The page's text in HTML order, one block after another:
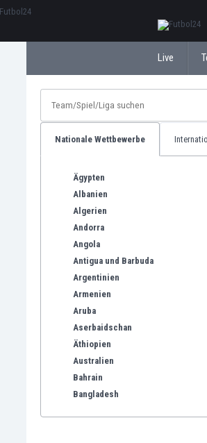
Live
Nationale Wettbewerbe
Ägypten
Albanien
Algerien
Andorra
Angola
Antigua und Barbuda
Argentinien
Armenien
Aruba
Aserbaidschan
Äthiopien
Australien
Bahrain
Bangladesh